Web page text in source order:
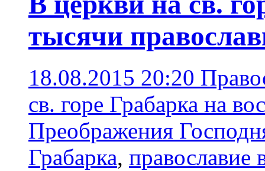
тысячи
18.08.2015 20:20
св. горе Грабарка на
Преображения
Грабарка, православие